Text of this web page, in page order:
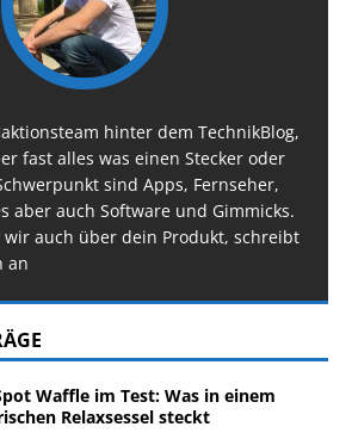
hinter dem TechnikBlog,
fast alles was einen Stecker oder
sind Apps, Fernseher,
aber auch Software und Gimmicks.
wir auch über dein Produkt, schreibt
an
Waffle im Test: Was in einem
Relaxsessel steckt